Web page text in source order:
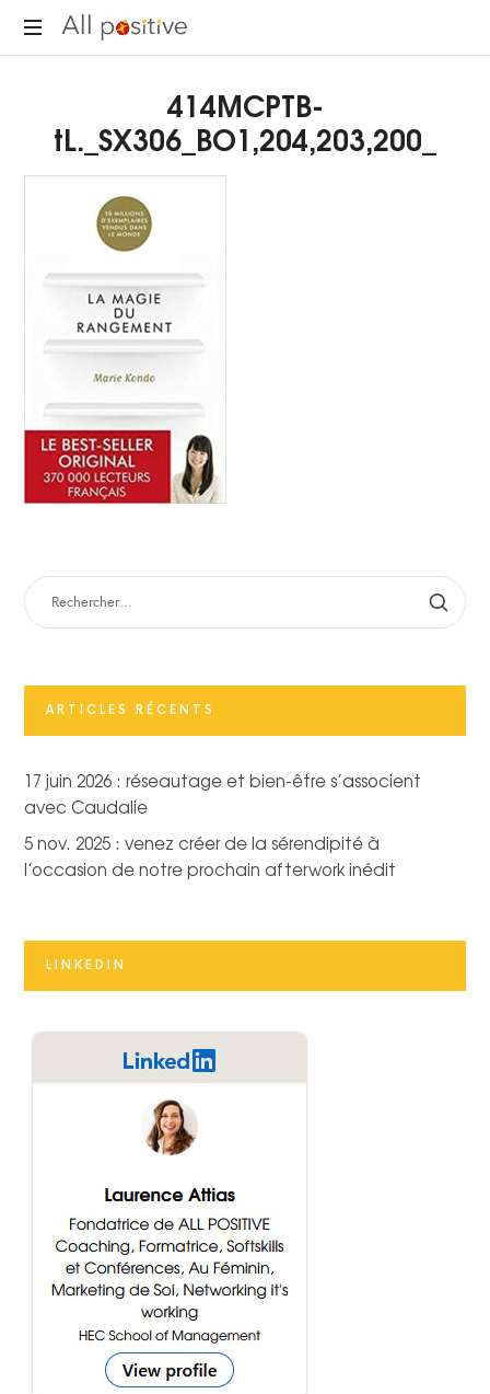
All
réinventer."
414MCPTB-
tL._SX306_BO1,204,203,200_
RECHERCHER :
ARTICLES RÉCENTS
17 juin 2026 : réseautage et bien-être s’associent
avec Caudalie
5 nov. 2025 : venez créer de la sérendipité à
l’occasion de notre prochain afterwork inédit
LINKEDIN